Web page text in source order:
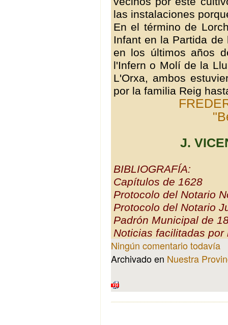
las instalaciones
En el término de
Infant en la Partida
en los últimos años
l'Infern o Molí de la
L'Orxa, ambos
por la familia Reig
J.
BIBLIOGRAFÍA:
Capítulos de 1628
Protocolo del Notario
Protocolo del Notario
Padrón Municipal de
Noticias facilitadas por
Ningún comentario todavía
Archivado en Nuestra